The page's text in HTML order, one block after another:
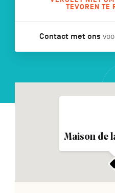
secondaire
TEVOREN TE
Contact met ons
Maison de